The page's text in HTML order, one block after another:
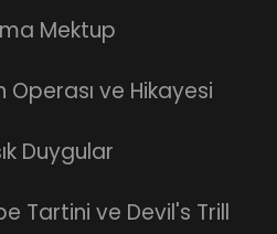
Mektup
Operası ve Hikayesi
Duygular
Tartini ve Devil's Trill